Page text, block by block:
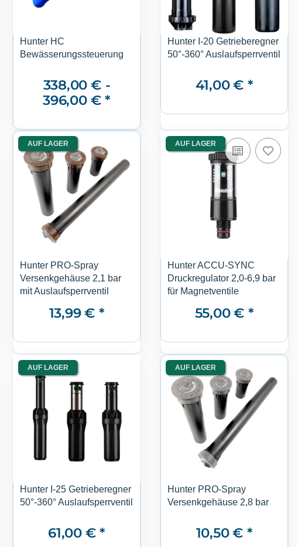
Hunter HC
Bewässerungssteuerung
338,00 € -
396,00 €*
Hunter I-20 Getrieberegner
50°-360° Auslaufsperrventil
41,00 € *
AUF LAGER
Hunter PRO-Spray
Versenkgehäuse 2,1 bar
mit Auslaufsperrventil
13,99 € *
AUF LAGER
Hunter ACCU-SYNC
Druckregulator 2,0-6,9 bar
für Magnetventile
55,00 € *
AUF LAGER
Hunter I-25 Getrieberegner
50°-360° Auslaufsperrventil
61,00 €*
AUF LAGER
Hunter PRO-Spray
Versenkgehäuse 2,8 bar
10,50 € *